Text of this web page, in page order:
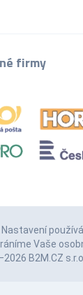
firmy
. Nastavení
Vaše
B2M.CZ